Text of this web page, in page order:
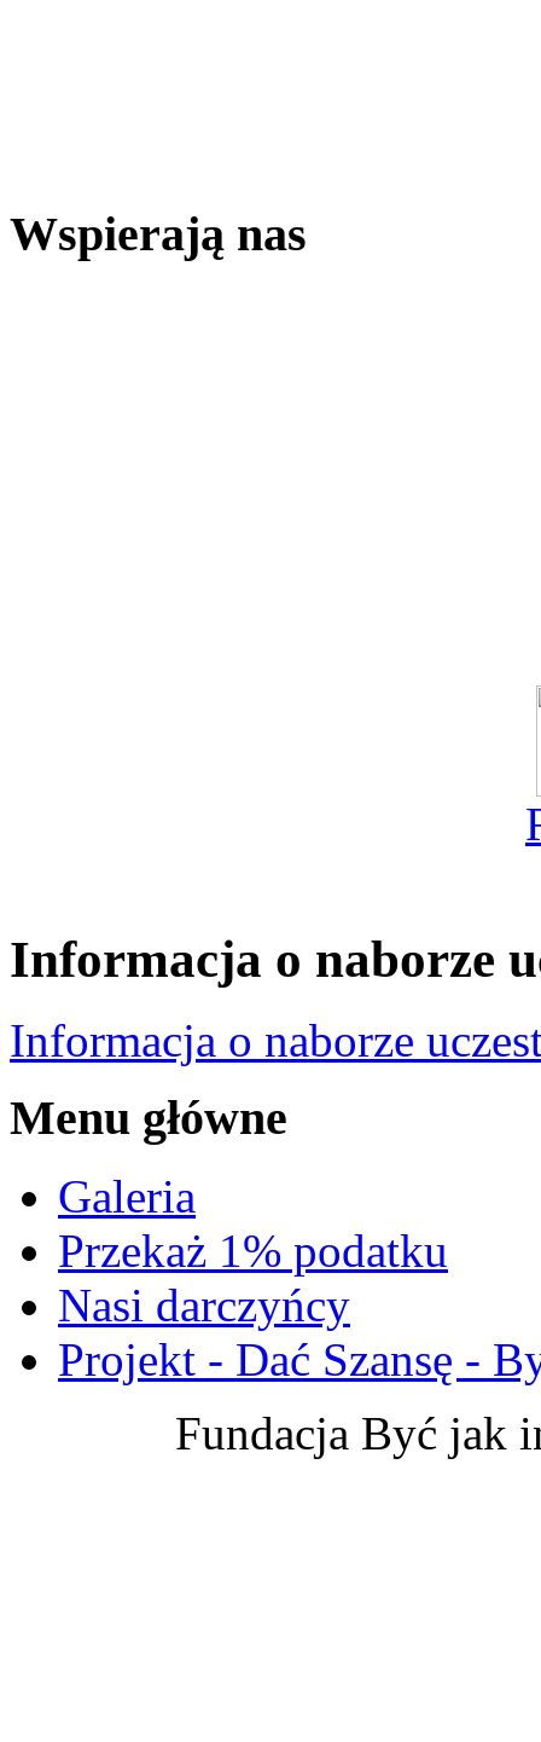
Wspierają nas
Informacja o naborze
Informacja o naborze
Menu główne
Galeria
Przekaż 1% podatku
Nasi darczyńcy
Projekt - Dać Szansę -
Fundacja Być jak